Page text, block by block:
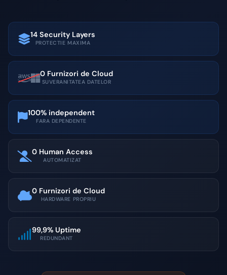
14 Security Layers
PROTECTIE MAXIMA
0 Furnizori de Cloud
SUVERANITATEA DATELOR
100% independent
FARA DEPENDENTE
0 Human Access
AUTOMATIZAT
0 Furnizori de Cloud
HARDWARE PROPRIU
99,9% Uptime
REDUNDANT